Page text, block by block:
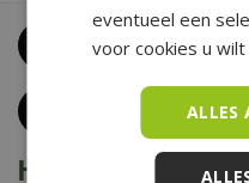
Bel0226 352 197
(maandag t/m zaterdag van
Klantenservice
Het is voorjaar bij
eventueel een
voor cookies u
ALLES